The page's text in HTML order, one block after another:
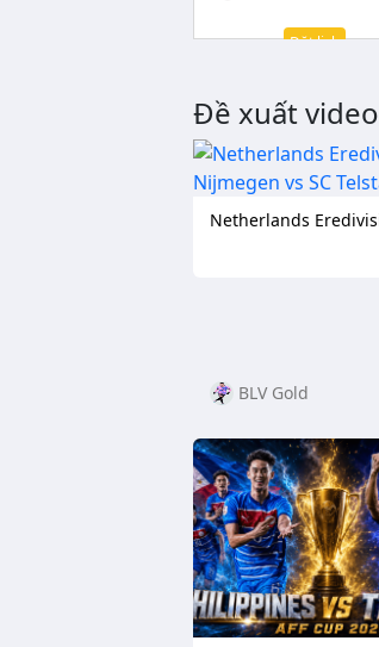
Đặt lịch
Đề xuất video
BLV Gold